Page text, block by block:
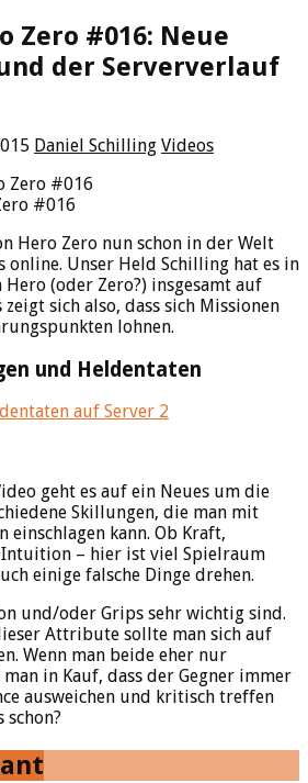
Zero #016: Neue
der Serververlauf
Daniel Schilling Videos
#016
Hero Zero nun schon in der Welt
online. Unser Held Schilling hat es in
(oder Zero?) insgesamt auf
zeigt sich also, dass sich Missionen
lohnen.
und Heldentaten
geht es auf ein Neues um die
Skillungen, die man mit
einschlagen kann. Ob Kraft,
– hier ist viel Spielraum
einige falsche Dinge drehen.
und/oder Grips sehr wichtig sind.
Attribute sollte man sich auf
Wenn man beide eher nur
in Kauf, dass der Gegner immer
ausweichen und kritisch treffen
schon?